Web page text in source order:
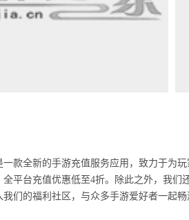
一款全新的手游充值服务应用，致力于为
平台充值优惠低至4折。除此之外，我
们的福利社区，与众多手游爱好者一起畅